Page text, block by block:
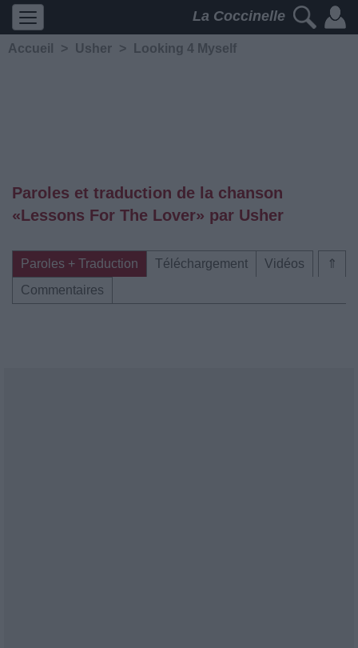
La Coccinelle
Accueil > Usher > Looking 4 Myself
Paroles et traduction de la chanson
«Lessons For The Lover» par Usher
⇑
Paroles + Traduction Téléchargement
Vidéos
Commentaires